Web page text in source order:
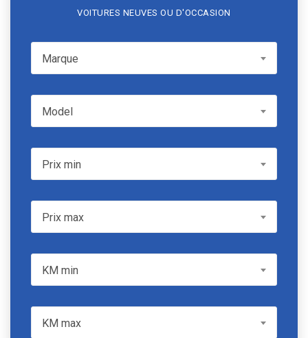
VOITURES NEUVES OU D'OCCASION
MarqueMarque
ModelModel
Prix minPrix min
Prix maxPrix max
KM min
KM max